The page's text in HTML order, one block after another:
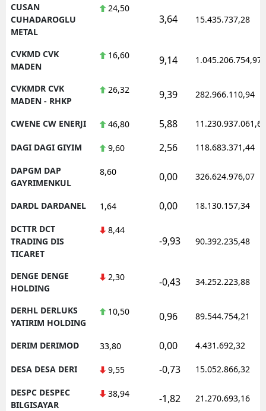
CUSAN
CUHADAROGLU
METAL
24,50
3,64 15.435.737,28
CVKMD CVK
MADEN
16,60 9,14 1.045.206.754,97
CVKMDR CVK
MADEN - RHKP
26,32 9,39 282.966.110,94
CWENE CW ENERJI 46,80 5,88 11.230.937.061,62
DAGI DAGI GIYIM 9,60 2,56 118.683.371,44
DAPGM DAP
GAYRIMENKUL
8,60 0,00 326.624.976,07
DARDL DARDANEL 1,64 0,00 18.130.157,34
DCTTR DCT
TRADING DIS
TICARET
8,44
-9,93 90.392.235,48
DENGE DENGE
HOLDING
2,30 -0,43 34.252.223,88
DERHL DERLUKS
YATIRIM HOLDING
10,50 0,96 89.544.754,21
DERIM DERIMOD 33,80 0,00 4.431.692,32
DESA DESA DERI 9,55 -0,73 15.052.866,32
DESPC DESPEC
BILGISAYAR
38,94 -1,82 21.270.693,16